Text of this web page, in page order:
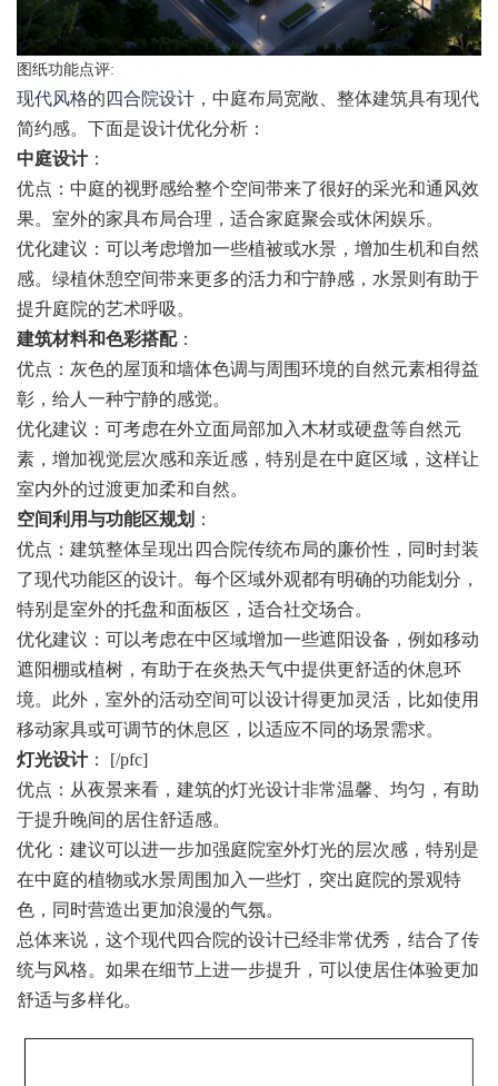
图纸功能点评:
现代风格的 四合院设计 ，中庭布局宽敞、整体建筑具有现代
简约感。下面是设计优化分析：
中庭设计：
优点：中庭的视野感给整个空间带来了很好的采光和通风效
果。室外的家具布局合理，适合家庭聚会或休闲娱乐。
优化建议：可以考虑增加一些植被或水景，增加生机和自然
感。绿植休憩空间带来更多的活力和宁静感，水景则有助于
提升庭院的艺术呼吸。
建筑材料和色彩搭配：
优点：灰色的屋顶和墙体色调与周围环境的自然元素相得益
彰，给人一种宁静的感觉。
优化建议：可考虑在外立面局部加入木材或硬盘等自然元
素，增加视觉层次感和亲近感，特别是在中庭区域，这样让
室内外的过渡更加柔和自然。
空间利用与功能区规划 ：
优点：建筑整体呈现出四合院传统布局的廉价性，同时封装
了现代功能区的设计。每个区域外观都有明确的功能划分，
特别是室外的托盘和面板区，适合社交场合。
优化建议：可以考虑在中区域增加一些遮阳设备，例如移动
遮阳棚或植树，有助于在炎热天气中提供更舒适的休息环
境。此外，室外的活动空间可以设计得更加灵活，比如使用
移动家具或可调节的休息区，以适应不同的场景需求。
灯光设计： [/pfc]
优点：从夜景来看，建筑的灯光设计非常温馨、均匀，有助
于提升晚间的居住舒适感。
优化：建议可以进一步加强庭院室外灯光的层次感，特别是
在中庭的植物或水景周围加入一些灯，突出庭院的景观特
色，同时营造出更加浪漫的气氛。
总体来说，这个现代四合院的设计已经非常优秀，结合了传
统与风格。如果在细节上进一步提升，可以使居住体验更加
舒适与多样化。